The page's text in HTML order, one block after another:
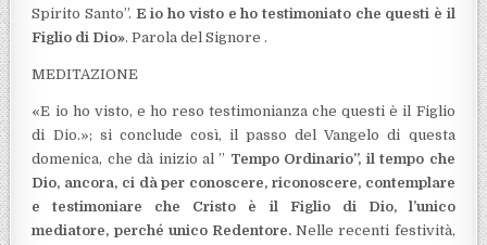
Spirito Santo”. E io ho visto e ho testimoniato che questi è il
Figlio di Dio». Parola del Signore .
MEDITAZIONE
«E io ho visto, e ho reso testimonianza che questi è il Figlio
di Dio.»; si conclude così, il passo del Vangelo di questa
domenica, che dà inizio al ” Tempo Ordinario”, il tempo che
Dio, ancora, ci dà per conoscere, riconoscere, contemplare
e testimoniare che Cristo è il Figlio di Dio, l’unico
mediatore, perché unico Redentore. Nelle recenti festività,